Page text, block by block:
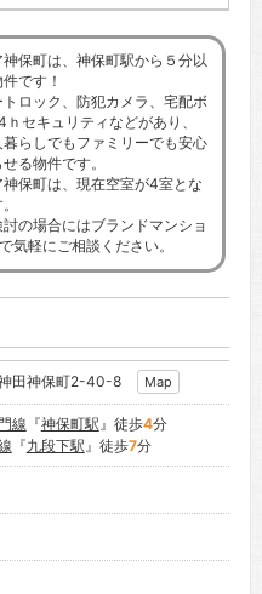
保町は、神保町駅から５分以
です！
ロック、防犯カメラ、宅配ボ
ｈセキュリティなどがあり、
らしでもファミリーでも安心
る物件です。
神保町は、現在空室が4室とな
の場合にはブランドマンショ
気軽にご相談ください。
田神保町2-40-8 Map
線 『神保町駅』徒歩4分
『九段下駅』徒歩7分